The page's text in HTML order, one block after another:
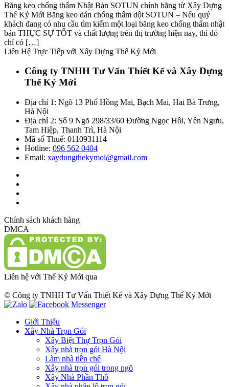
Băng keo chống thấm Nhật Bản SOTUN chính hãng từ Xây Dựng
Thế Kỷ Mới Băng keo dán chống thấm dột SOTUN – Nếu quý
khách đang có nhu cầu tìm kiếm một loại băng keo chống thấm nhật
bản THỰC SỰ TỐT và chất lượng trên thị trường hiện nay, thì đó
chỉ có […]
Liên Hệ Trực Tiếp với Xây Dựng Thế Kỷ Mới
Công ty TNHH Tư Vấn Thiết Kế và Xây Dựng
Thế Kỷ Mới
Địa chỉ 1: Ngõ 13 Phố Hồng Mai, Bạch Mai, Hai Bà Trưng,
Hà Nội
Địa chỉ 2: Số 9 Ngõ 298/33/60 Đường Ngọc Hồi, Yên Ngưu,
Tam Hiệp, Thanh Trì, Hà Nội
Mã số Thuế: 0110931114
Hotline: 096 562 0404
Email: xaydungthekymoi@gmail.com
Chính sách khách hàng
DMCA
Liên hệ với Thế Kỷ Mới qua
© Công ty TNHH Tư Vấn Thiết Kế và Xây Dựng Thế Kỷ Mới
Giới Thiệu
Xây Nhà Trọn Gói
Xây Biệt Thự Trọn Gói
Xây nhà trọn gói Hà Nội
Làm nhà tiền chế
Xây nhà trọn gói trong ngõ
Xây Nhà Phần Thô